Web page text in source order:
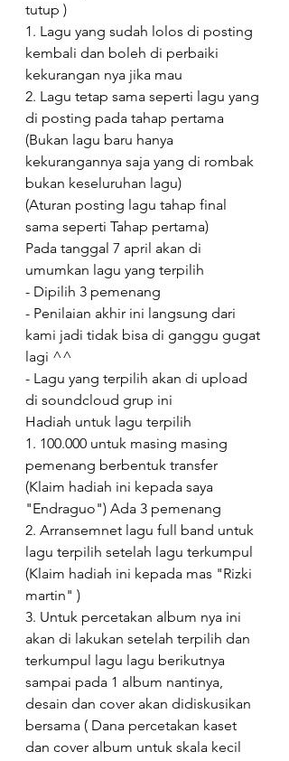
tutup )
1. Lagu yang sudah lolos di posting
kembali dan boleh di perbaiki
kekurangan nya jika mau
2. Lagu tetap sama seperti lagu yang
di posting pada tahap pertama
(Bukan lagu baru hanya
kekurangannya saja yang di rombak
bukan keseluruhan lagu)
(Aturan posting lagu tahap final
sama seperti Tahap pertama)
Pada tanggal 7 april akan di
umumkan lagu yang terpilih
- Dipilih 3 pemenang
- Penilaian akhir ini langsung dari
kami jadi tidak bisa di ganggu gugat
lagi ^^
- Lagu yang terpilih akan di upload
di soundcloud grup ini
Hadiah untuk lagu terpilih
1. 100.000 untuk masing masing
pemenang berbentuk transfer
(Klaim hadiah ini kepada saya
"Endraguo") Ada 3 pemenang
2. Arransemnet lagu full band untuk
lagu terpilih setelah lagu terkumpul
(Klaim hadiah ini kepada mas "Rizki
martin" )
3. Untuk percetakan album nya ini
akan di lakukan setelah terpilih dan
terkumpul lagu lagu berikutnya
sampai pada 1 album nantinya,
desain dan cover akan didiskusikan
bersama ( Dana percetakan kaset
dan cover album untuk skala kecil